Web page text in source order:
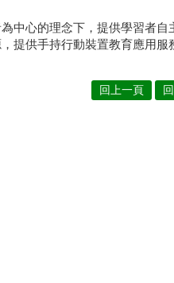
中心的理念下，提供學習者自
提供手持行動裝置教育應用服
回上一頁